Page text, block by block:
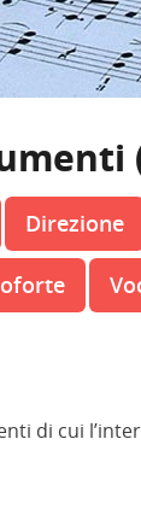
Direzione
di cui